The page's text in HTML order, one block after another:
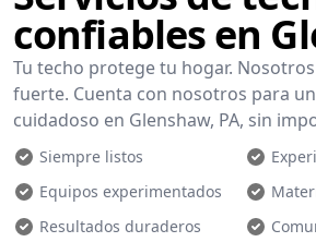
confiables en
Tu techo protege tu hogar.
fuerte. Cuenta con nosotros para
cuidadoso en Glenshaw, PA, sin
Siempre listos
Equipos experimentados
Resultados duraderos